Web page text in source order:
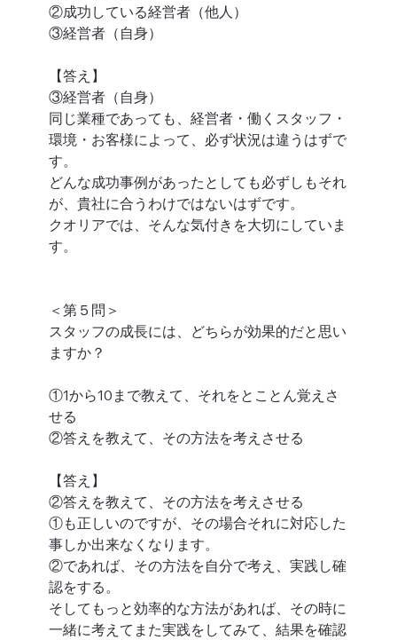
②成功している経営者（他人）
③経営者（自身）
【答え】
③経営者（自身）
同じ業種であっても、経営者・働くスタッフ・
環境・お客様によって、必ず状況は違うはずで
す。
どんな成功事例があったとしても必ずしもそれ
が、貴社に合うわけではないはずです。
クオリアでは、そんな気付きを大切にしていま
す。
＜第５問＞
スタッフの成長には、どちらが効果的だと思い
ますか？
①1から10まで教えて、それをとことん覚えさ
せる
②答えを教えて、その方法を考えさせる
【答え】
②答えを教えて、その方法を考えさせる
①も正しいのですが、その場合それに対応した
事しか出来なくなります。
②であれば、その方法を自分で考え、実践し確
認をする。
そしてもっと効率的な方法があれば、その時に
一緒に考えてまた実践をしてみて、結果を確認